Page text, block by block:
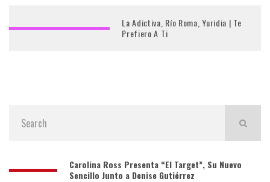
La Adictiva, Río Roma, Yuridia | Te
Prefiero A Ti
Carolina Ross Presenta “El Target”, Su Nuevo
Sencillo Junto a Denise Gutiérrez